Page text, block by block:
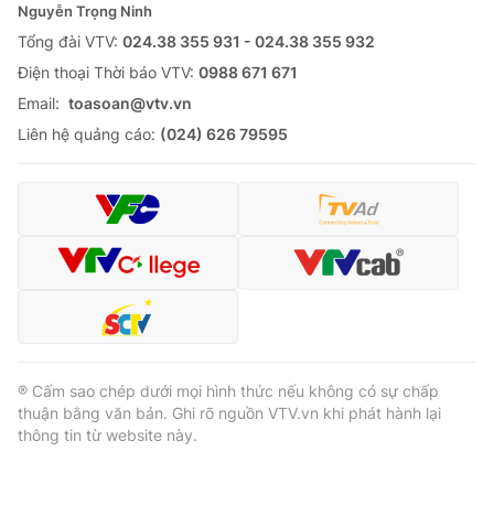
Nguyễn Trọng Ninh
Tổng đài VTV: 024.38 355 931 - 024.38 355 932
Ðiện thoại Thời báo VTV: 0988 671 671
Email: toasoan@vtv.vn
Liên hệ quảng cáo: (024) 626 79595
® Cấm sao chép dưới mọi hình thức nếu không có sự chấp
thuận bằng văn bản. Ghi rõ nguồn VTV.vn khi phát hành lại
thông tin từ website này.